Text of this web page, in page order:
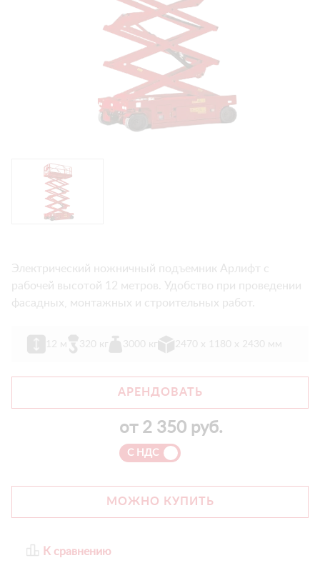
Электрический ножничный подъемник Арлифт с
рабочей высотой 12 метров. Удобство при проведении
фасадных, монтажных и строительных работ.
12 м 320 кг 3000 кг 2470 х 1180 х 2430 мм
АРЕНДОВАТЬ
от 2 350 руб.
С НДС
МОЖНО КУПИТЬ
К сравнению